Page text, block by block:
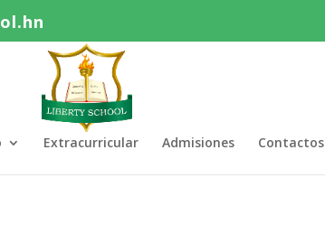
Extracurricular Admisiones Contactos